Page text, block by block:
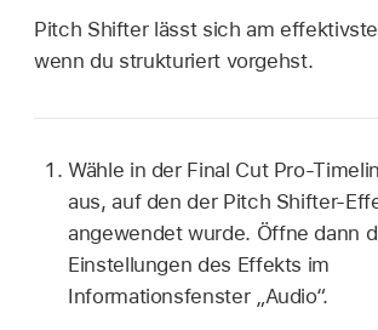
Pitch Shifter lässt sich am
wenn du strukturiert vorgehst.
Wähle in der Final Cut Pro-
aus, auf den der Pitch Shifter-
angewendet wurde. Öffne dann
Einstellungen des Effekts im
Informationsfenster „Audio“.